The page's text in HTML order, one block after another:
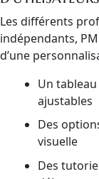
Les différents
indépendants,
d’une
Un
ajustables
Des
visuelle
Des